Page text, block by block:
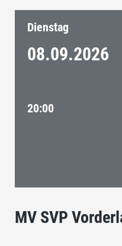
Dienstag
08.09.2026
20:00
MV SVP